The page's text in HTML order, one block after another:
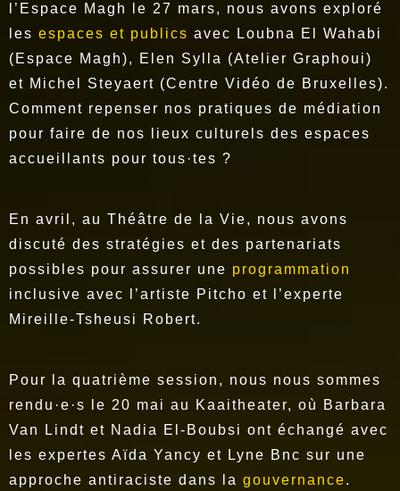
l’Espace Magh le 27 mars, nous avons exploré
les espaces et publics avec Loubna El Wahabi
(Espace Magh), Elen Sylla (Atelier Graphoui)
et Michel Steyaert (Centre Vidéo de Bruxelles).
Comment repenser nos pratiques de médiation
pour faire de nos lieux culturels des espaces
accueillants pour tous·tes ?
En avril, au Théâtre de la Vie, nous avons
discuté des stratégies et des partenariats
possibles pour assurer une programmation
inclusive avec l’artiste Pitcho et l’experte
Mireille-Tsheusi Robert.
Pour la quatrième session, nous nous sommes
rendu·e·s le 20 mai au Kaaitheater, où Barbara
Van Lindt et Nadia El-Boubsi ont échangé avec
les expertes Aïda Yancy et Lyne Bnc sur une
approche antiraciste dans la gouvernance.